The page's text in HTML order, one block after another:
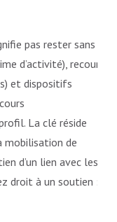
pas rester sans
d’activité), recours
et dispositifs
La clé réside
mobilisation de
d’un lien avec les
droit à un soutien :